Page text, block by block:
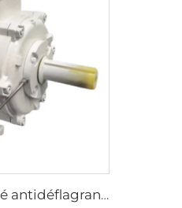
Moteur asynchrone triphasé antidéflagrant à fréquence variable et régulation de vitesse de la série YBBP